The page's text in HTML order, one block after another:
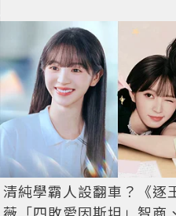
清純學霸人設翻車？《逐